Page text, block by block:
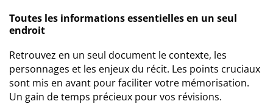
Toutes les informations essentielles en un seul
endroit
Retrouvez en un seul document le contexte, les
personnages et les enjeux du récit. Les points cruciaux
sont mis en avant pour faciliter votre mémorisation.
Un gain de temps précieux pour vos révisions.